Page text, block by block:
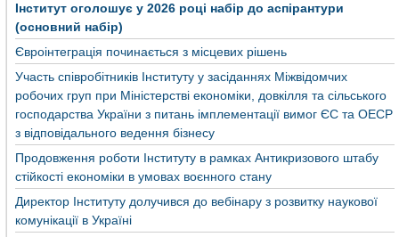
Інститут оголошує у 2026 році набір до аспірантури
(основний набір)
Євроінтеграція починається з місцевих рішень
Участь співробітників Інституту у засіданнях Міжвідомчих
робочих груп при Міністерстві економіки, довкілля та сільського
господарства України з питань імплементації вимог ЄС та ОЕСР
з відповідального ведення бізнесу
Продовження роботи Інституту в рамках Антикризового штабу
стійкості економіки в умовах воєнного стану
Директор Інституту долучився до вебінару з розвитку наукової
комунікації в Україні